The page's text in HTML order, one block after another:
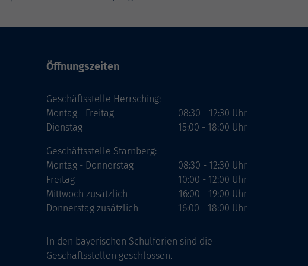
Öffnungszeiten
Geschäftsstelle Herrsching:
Montag - Freitag
Dienstag
08:30 - 12:30 Uhr
15:00 - 18:00 Uhr
Geschäftsstelle Starnberg:
Montag - Donnerstag
Freitag
Mittwoch zusätzlich
Donnerstag zusätzlich
08:30 - 12:30 Uhr
10:00 - 12:00 Uhr
16:00 - 19:00 Uhr
16:00 - 18:00 Uhr
In den bayerischen Schulferien sind die
Geschäftsstellen geschlossen.